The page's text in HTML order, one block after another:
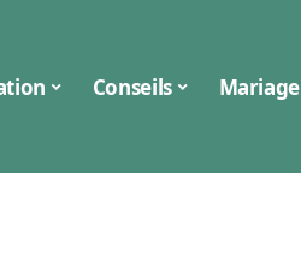
Conseils Mariage